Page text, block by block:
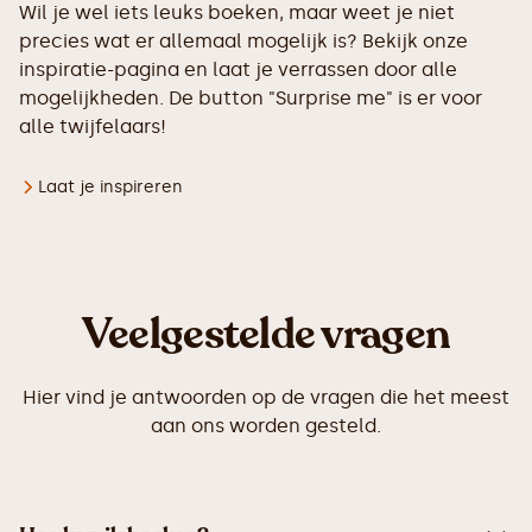
Wil je wel iets leuks boeken, maar weet je niet
precies wat er allemaal mogelijk is? Bekijk onze
inspiratie-pagina en laat je verrassen door alle
mogelijkheden. De button "Surprise me" is er voor
alle twijfelaars!
Laat je inspireren
Veelgestelde vragen
Hier vind je antwoorden op de vragen die het meest
aan ons worden gesteld.